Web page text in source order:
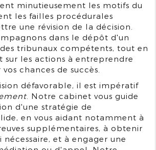
minutieusement les motifs du
les failles procédurales
une révision de la décision.
dans le dépôt d'un
tribunaux compétents, tout en
sur les actions à entreprendre
chances de succès.
défavorable, il est impératif
. Notre cabinet vous guide
d'une stratégie de
en vous aidant notamment à
supplémentaires, à obtenir
nécessaire, et à engager une